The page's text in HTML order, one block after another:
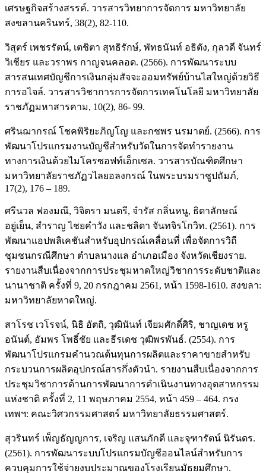
เศรษฐกิจสร้างสรรค์. วารสารวิทยาการจัดการ มหาวิทยาลัย
สงขลานครินทร์, 38(2), 82-110.
วิสุตร์ เพชรรัตน์, เตชิตา สุทธิรักษ์, พัทธนันท์ อธิตัง, กุลวดี จันทร์
วิเชียร และวราพร กาญจนคลอด. (2566). การพัฒนาระบบ
สารสนเทศบัญชีการเงินกลุ่มสัจจะออมทรัพย์บ้านไสใหญ่ด้วยวิธี
การอไจล์. วารสารวิชาการการจัดการเทคโนโลยี มหาวิทยาลัย
ราชภัฏมหาสารคาม, 10(2), 86- 99.
ศรินฌากรณ์ โชคพิริยะภิญโญ และกชพร นรมาตย์. (2566). การ
พัฒนาโปรแกรมงานบัญชีสำหรับวัดในการจัดทำรายงาน
ทางการเงินด้วยไมโครซอฟท์เอ็กเซล. วารสารบัณฑิตศึกษา
มหาวิทยาลัยราชภัฏวไลยอลงกรณ์ ในพระบรมราชูปถัมภ์,
17(2), 176 – 189.
ศรีนวล ฟองมณี, วิจิตรา มนตรี, จำรัส กลิ่นหนู, ธิดาลักษณ์
อยู่เย็น, สำราญ ไชยคำวัง และชลิดา จันทจิรโกวิท. (2561). การ
พัฒนาแอปพลิเคชันสำหรับอุปกรณ์เคลื่อนที่ เพื่อจัดการวิถี
ชุมชนกรณีศึกษา ตำบลนางแล อำเภอเมือง จังหวัดเชียงราย.
รายงานสืบเนื่องจากการประชุมหาดใหญ่วิชาการระดับชาติและ
นานาชาติ ครั้งที่ 9, 20 กรกฎาคม 2561, หน้า 1598-1610. สงขลา:
มหาวิทยาลัยหาดใหญ่.
สาโรช เวโรจน์, นิธิ อัตถิ, วุฒินันท์ เจียมศักดิ์ศิริ, ชาญเดช หรู
อนันต์, อัมพร โพธิ์ชัย และธีรเดช วุฒิพรพันธ์. (2554). การ
พัฒนาโปรแกรมคำนวณต้นทุนการผลิตและราคาขายสำหรับ
กระบวนการผลิตอุปกรณ์สารกึ่งตัวนำ. รายงานสืบเนื่องจากการ
ประชุมวิชาการด้านการพัฒนาการดำเนินงานทางอุตสาหกรรม
แห่งชาติ ครั้งที่ 2, 11 พฤษภาคม 2554, หน้า 459 – 464. กรง
เทพฯ: คณะวิศวกรรมศาสตร์ มหาวิทยาลัยธรรมศาสตร์.
สุวรินทร์ เพ็ญธัญญการ, เจริญ แสนภักดี และจุฑารัตน์ นิรันดร.
(2561). การพัฒนาระบบโปรแกรมบัญชีออนไลน์สำหรับการ
ควบคุมการใช้จ่ายงบประมาณของโรงเรียนมัธยมศึกษา.